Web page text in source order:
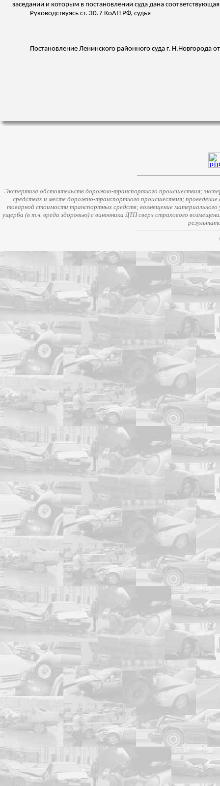
заседании и которым в постановлении суда дана
Руководствуясь ст. 30.7 КоАП РФ, судья
Постановление Ленинского районного суда г. Н.Новгорода
Экспертиза обстоятельств дорожно-транспортного происшествия;
средствах и месте дорожно-транспортного происшествия;
товарной стоимости транспортных средств; возмещение
ущерба (в т.ч. вреда здоровью) с виновника ДТП сверх страхового